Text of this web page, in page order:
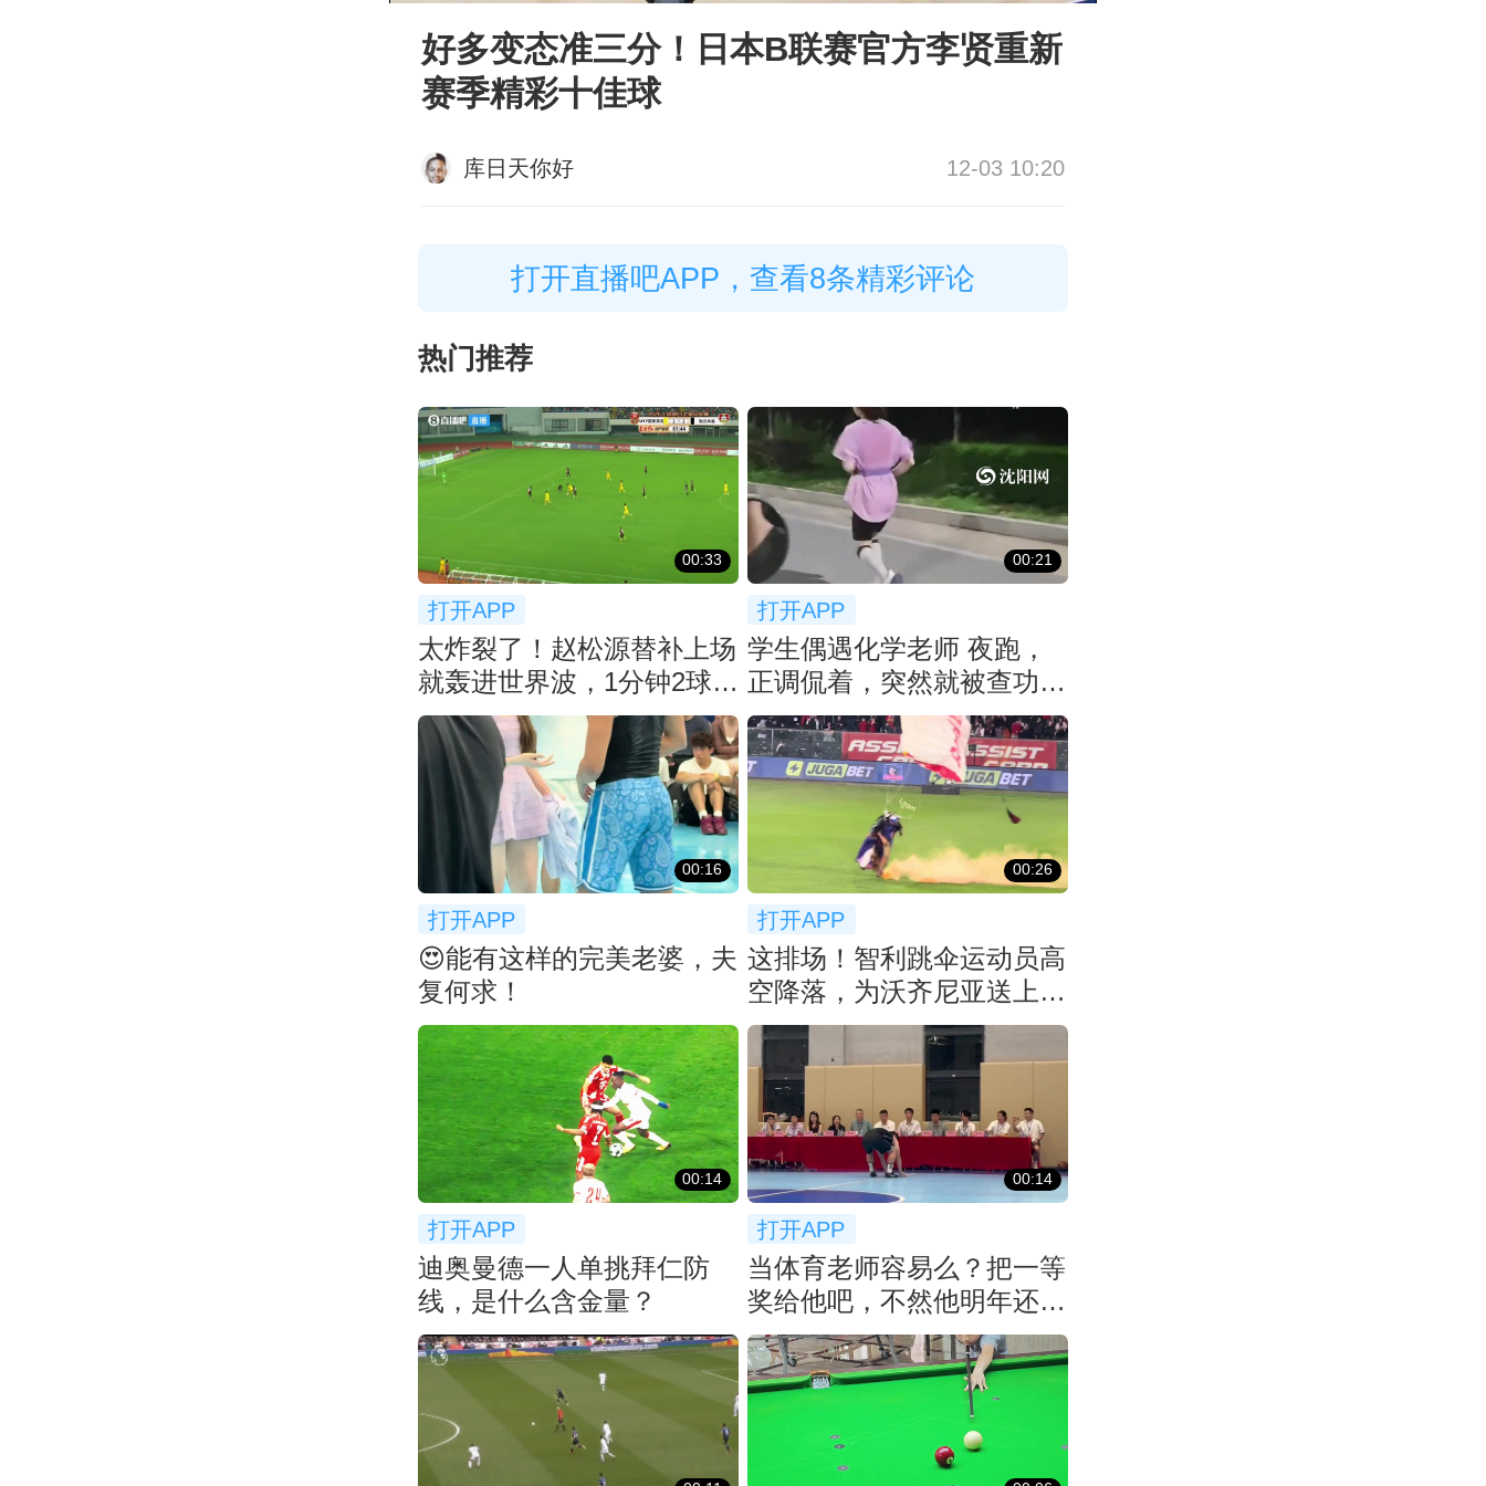
好多变态准三分！日本B联赛官方李贤重新
赛季精彩十佳球
库日天你好 12-03 10:20
打开直播吧APP，查看8条精彩评论
热门推荐
00:33
打开APP
太炸裂了！赵松源替补上场
就轰进世界波，1分钟2球反
超太猛了
00:21
打开APP
学生偶遇化学老师 夜跑，
正调侃着，突然就被查功
课... 😂
00:16
打开APP
😍能有这样的完美老婆，夫
复何求！
00:26
打开APP
这排场！智利跳伞运动员高
空降落，为沃齐尼亚送上科
洛科洛球衣
00:14
打开APP
迪奥曼德一人单挑拜仁防
线，是什么含金量？
00:14
打开APP
当体育老师容易么？把一等
奖给他吧，不然他明年还要
再来...